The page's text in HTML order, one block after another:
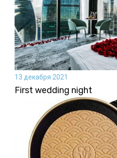
13 декабря 2021
First wedding night